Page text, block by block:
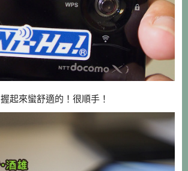
握起來蠻舒適的！很順手！